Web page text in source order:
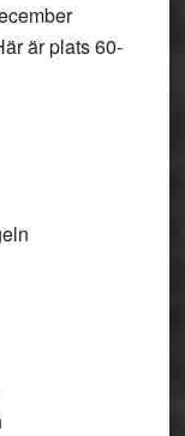
är plats 60-